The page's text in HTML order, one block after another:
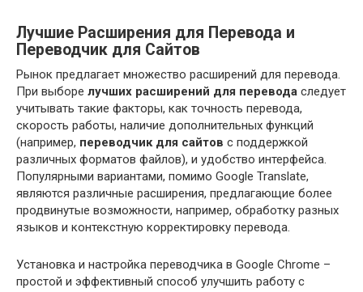
Лучшие Расширения для Перевода и
Переводчик для Сайтов
Рынок предлагает множество расширений для перевода.
При выборе лучших расширений для перевода следует
учитывать такие факторы, как точность перевода,
скорость работы, наличие дополнительных функций
(например, переводчик для сайтов с поддержкой
различных форматов файлов), и удобство интерфейса.
Популярными вариантами, помимо Google Translate,
являются различные расширения, предлагающие более
продвинутые возможности, например, обработку разных
языков и контекстную корректировку перевода.
Установка и настройка переводчика в Google Chrome –
простой и эффективный способ улучшить работу с